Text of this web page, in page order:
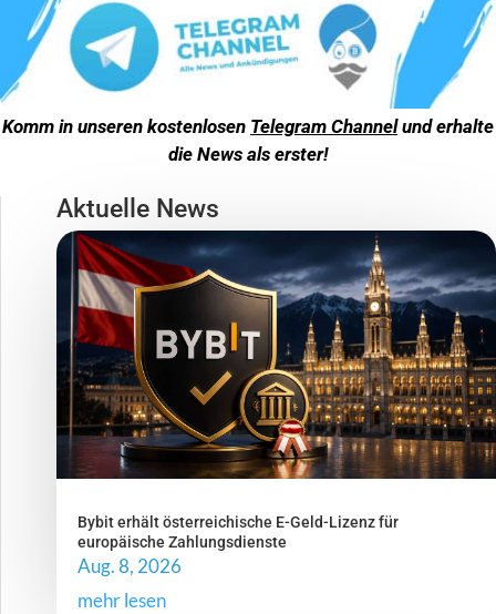
Komm in unseren kostenlosen Telegram Channelund erhalte
die News als erster!
Aktuelle News
Bybit erhält österreichische E-Geld-Lizenz für
europäische Zahlungsdienste
Aug. 8, 2026
mehr lesen